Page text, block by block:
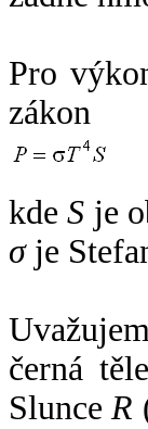
Pro
zákon
kdeS je
σje
černá
SlunceR